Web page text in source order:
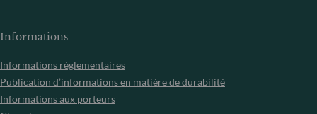
Informations
Informations réglementaires
Publication d’informations en matière de durabilité
Informations aux porteurs